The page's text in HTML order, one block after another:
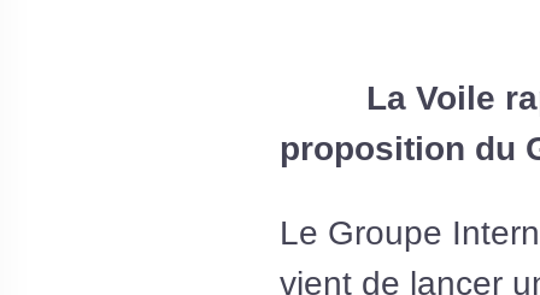
La Voile
proposition du
Le Groupe
vient de lancer